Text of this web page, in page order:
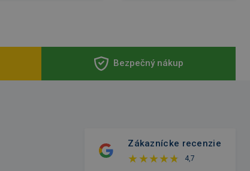
Bezpečný nákup
Zákaznícke recenzie
4,7